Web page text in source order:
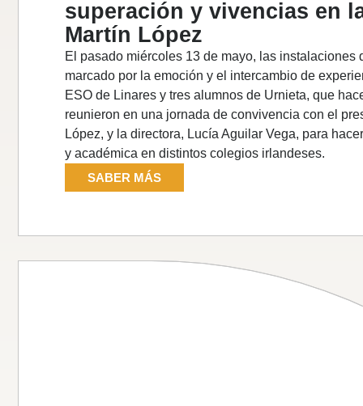
superación y vivencias en
Martín López
El pasado miércoles 13 de mayo, las
marcado por la emoción y el intercambio de
ESO de Linares y tres alumnos de Urnieta, que
reunieron en una jornada de convivencia con el
López, y la directora, Lucía Aguilar Vega, para
y académica en distintos colegios irlandeses.
SABER MÁS